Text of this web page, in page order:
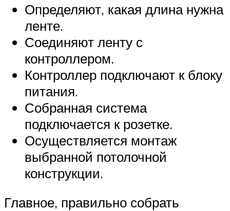
Определяют, какая длина нужна
ленте.
Соединяют ленту с
контроллером.
Контроллер подключают к блоку
питания.
Собранная система
подключается к розетке.
Осуществляется монтаж
выбранной потолочной
конструкции.
Главное, правильно собрать